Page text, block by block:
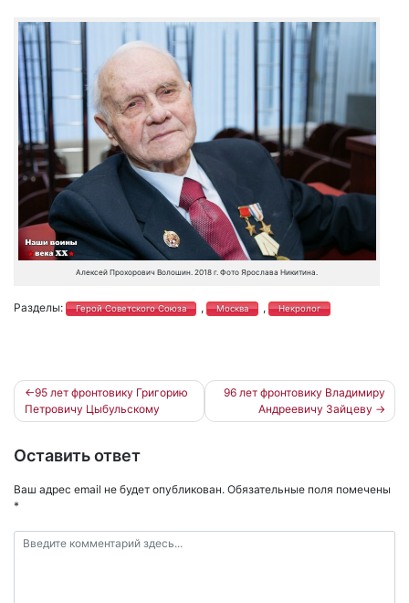
Алексей Прохорович Волошин. 2018 г. Фото Ярослава Никитина.
Разделы: Герой Советского Союза , Москва , Некролог
Навигация
по
записям
95 лет фронтовику Григорию
Петровичу Цыбульскому
96 лет фронтовику Владимиру
Андреевичу Зайцеву
Оставить ответ
Ваш адрес email не будет опубликован. Обязательные поля помечены
*